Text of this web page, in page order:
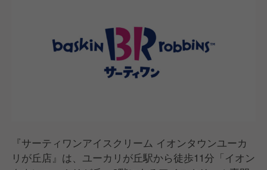
『サーティワンアイスクリーム イオンタウンユーカ
リが丘店』は、ユーカリが丘駅から徒歩11分「イオン